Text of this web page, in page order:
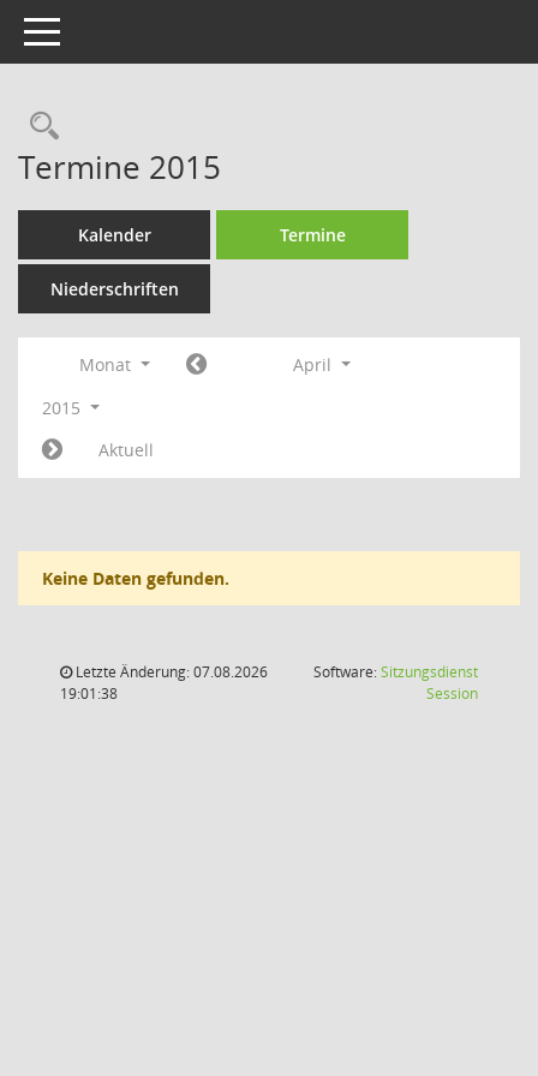
Toggle navigation
Rechercheauswahl
Termine 2015
Kalender Termine
Niederschriften
Monat
April
2015
Aktuell
Keine Daten gefunden.
Letzte Änderung: 07.08.2026
19:01:38
Software:Sitzungsdienst
Session(Wird in